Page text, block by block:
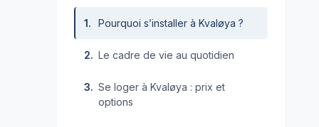
Pourquoi s’installer à Kvaløya ?
Le cadre de vie au quotidien
Se loger à Kvaløya : prix et
options